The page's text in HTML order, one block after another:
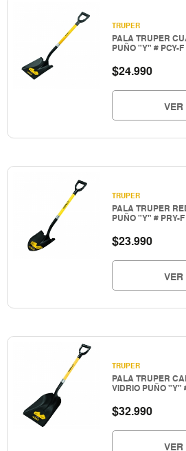
TRUPER
PALA TRUPER
PUÑO "Y" # PCY-
$24.990
TRUPER
PALA TRUPER
PUÑO "Y" # PRY-
$23.990
TRUPER
PALA TRUPER
VIDRIO PUÑO "Y"
$32.990